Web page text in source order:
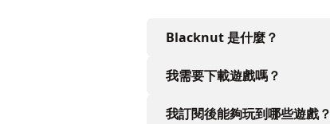
Blacknut 是什麼？
我需要下載遊戲嗎？
我訂閱後能夠玩到哪些遊戲？